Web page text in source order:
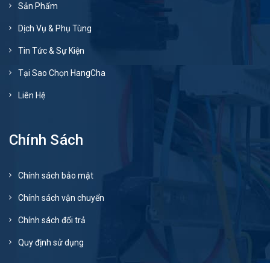
Sản Phẩm
Dịch Vụ & Phụ Tùng
Tin Tức & Sự Kiện
Tại Sao Chọn HangCha
Liên Hệ
Chính Sách
Chính sách bảo mật
Chính sách vận chuyển
Chính sách đổi trả
Quy định sử dụng